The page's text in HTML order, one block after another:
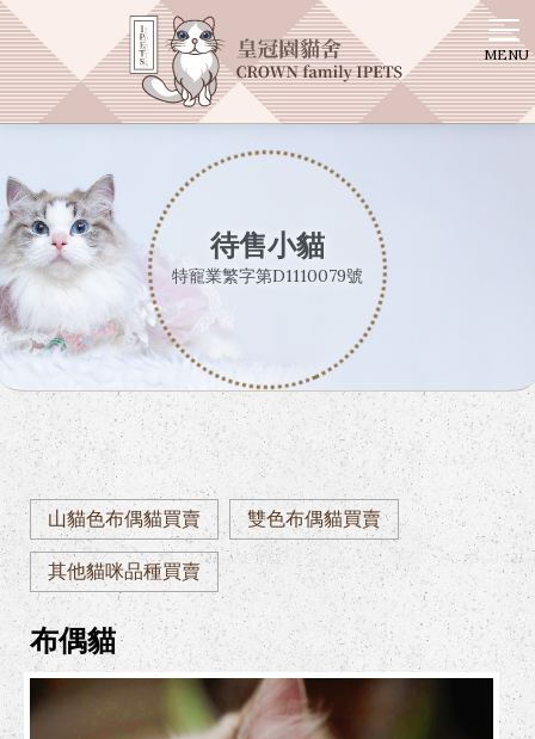
皇冠
待售小貓
山貓色布偶貓買賣 雙色布偶貓買賣
其他貓咪品種買賣
布偶貓